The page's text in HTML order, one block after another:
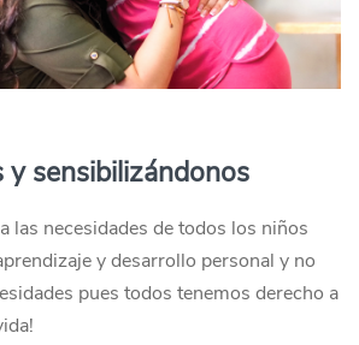
y sensibilizándonos
las necesidades de todos los niños
y desarrollo personal y no
pues todos tenemos derecho a